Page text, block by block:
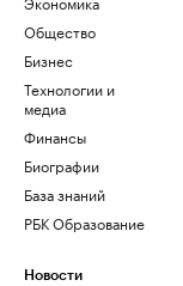
Общество
Бизнес
Технологии и
медиа
Финансы
Биографии
База знаний
РБК Образование
Новости